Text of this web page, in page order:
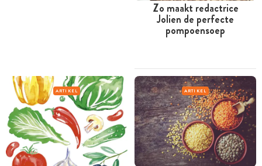
Zo maakt redactrice
Jolien de perfecte
pompoensoep
ARTIKEL ARTIKEL